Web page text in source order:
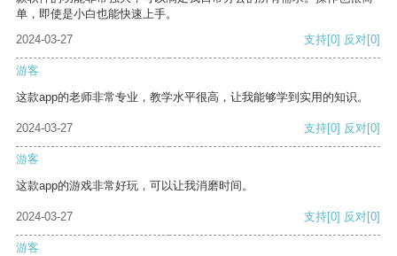
单，即使是小白也能快速上手。
2024-03-27
支持[0] 反对[0]
游客
这款app的老师非常专业，教学水平很高，让我能够学到实用的知识。
2024-03-27 支持[0] 反对[0]
游客
这款app的游戏非常好玩，可以让我消磨时间。
2024-03-27 支持[0] 反对[0]
游客